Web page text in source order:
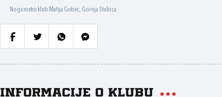
Nogometni klub Matija Gubec, Gornja Stubica
Informacije o klubu